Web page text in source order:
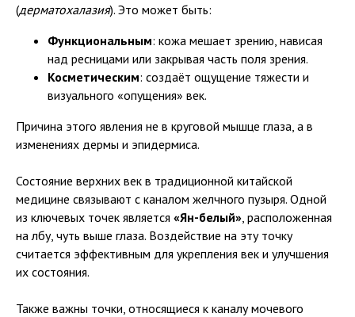
(дерматохалазия). Это может быть:
Функциональным: кожа мешает зрению, нависая
над ресницами или закрывая часть поля зрения.
Косметическим: создаёт ощущение тяжести и
визуального «опущения» век.
Причина этого явления не в круговой мышце глаза, а в
изменениях дермы и эпидермиса.
Состояние верхних век в традиционной китайской
медицине связывают с каналом желчного пузыря. Одной
из ключевых точек является «Ян-белый» , расположенная
на лбу, чуть выше глаза. Воздействие на эту точку
считается эффективным для укрепления век и улучшения
их состояния.
Также важны точки, относящиеся к каналу мочевого